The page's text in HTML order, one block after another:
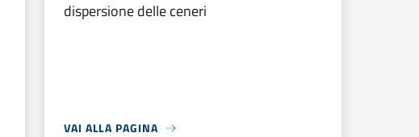
dispersione delle ceneri
VAI ALLA PAGINA